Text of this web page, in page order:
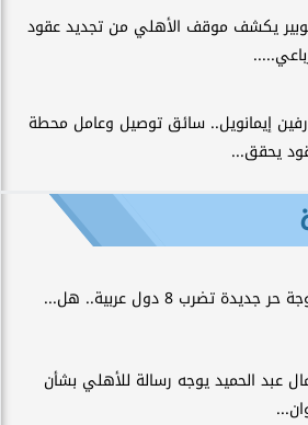
يكشف موقف الأهلي من تجديد عقود
إيمانويل.. سائق توصيل وعامل محطة
يحقق...
حر جديدة تضرب 8 دول عربية.. هل...
عبد الحميد يوجه رسالة للأهلي بشأن